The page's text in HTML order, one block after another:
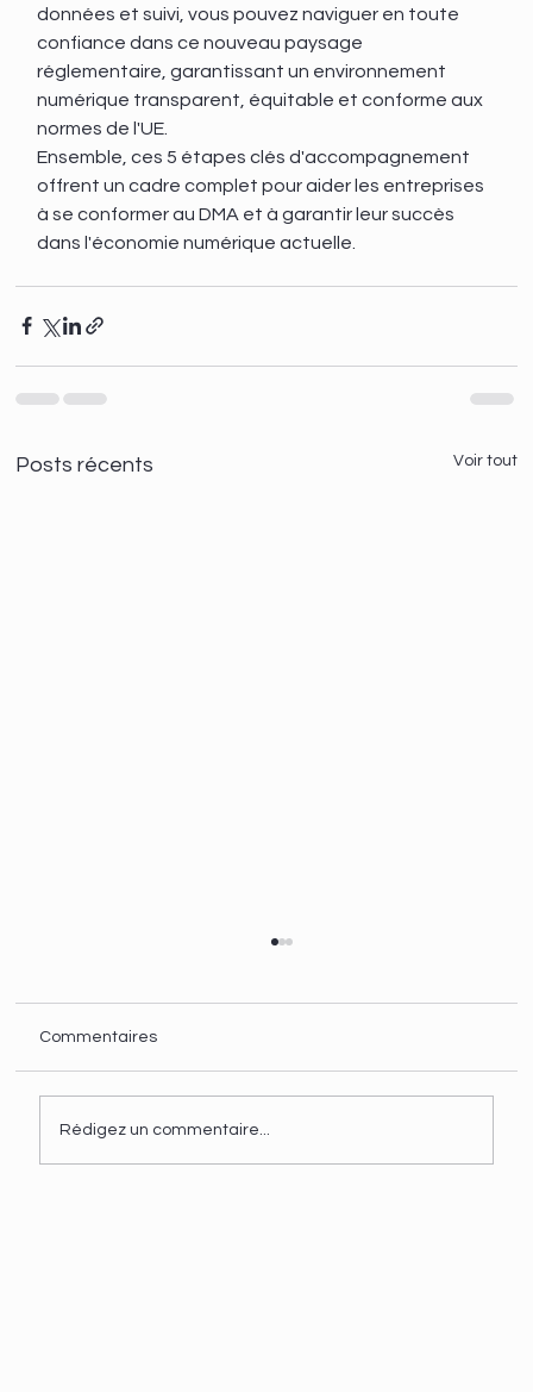
données et suivi, vous pouvez naviguer en toute
confiance dans ce nouveau paysage
réglementaire, garantissant un environnement
numérique transparent, équitable et conforme aux
normes de l'UE.
Ensemble, ces 5 étapes clés d'accompagnement
offrent un cadre complet pour aider les entreprises
à se conformer au DMA et à garantir leur succès
dans l'économie numérique actuelle.
Posts récents Voir tout
Commentaires
Rédigez un commentaire...